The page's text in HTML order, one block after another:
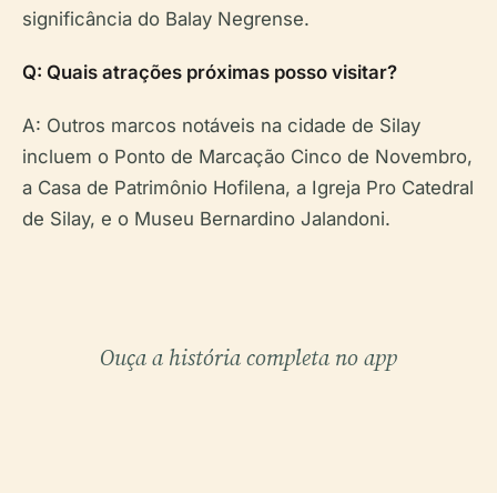
significância do Balay Negrense.
Q: Quais atrações próximas posso visitar?
A: Outros marcos notáveis na cidade de Silay
incluem o Ponto de Marcação Cinco de Novembro,
a Casa de Patrimônio Hofilena, a Igreja Pro Catedral
de Silay, e o Museu Bernardino Jalandoni.
Ouça a história completa no app